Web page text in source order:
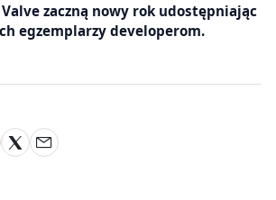
Valve zaczną nowy rok udostępniając
egzemplarzy developerom.